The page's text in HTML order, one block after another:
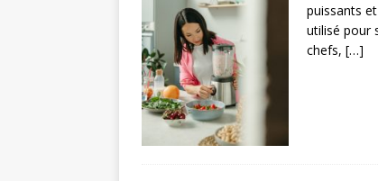
puissants
utilisé pour
chefs, […]